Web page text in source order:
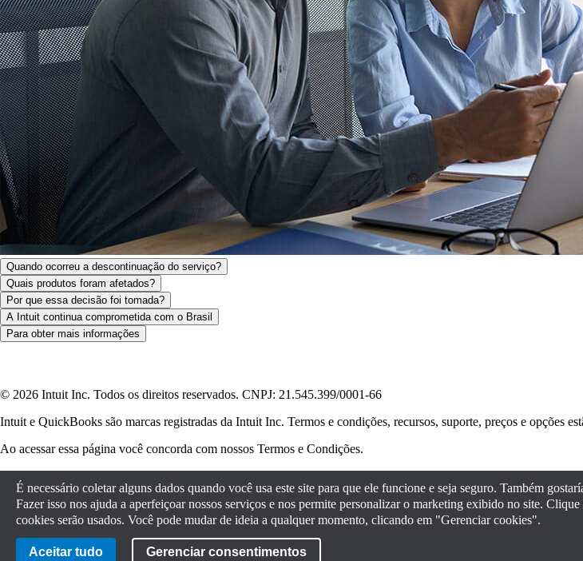
Quando ocorreu a descontinuação do serviço?
Quais produtos foram afetados?
Por que essa decisão foi tomada?
A Intuit continua comprometida com o Brasil
Para obter mais informações
© 2026 Intuit Inc. Todos os direitos reservados. CNPJ: 21.545.399/0001-66
Intuit e QuickBooks são marcas registradas da Intuit Inc. Termos e condições, recursos, suporte, preços e opções
Ao acessar essa página você concorda com nossos Termos e Condições.
Segurança
É necessário coletar alguns dados quando você usa este site para que ele funcione e seja seguro. Também
Fazer isso nos ajuda a aperfeiçoar nossos serviços e nos permite personalizar o marketing exibido no site.
cookies serão usados. Você pode mudar de ideia a qualquer momento, clicando em "Gerenciar cookies".
Aceitar tudo Gerenciar consentimentos